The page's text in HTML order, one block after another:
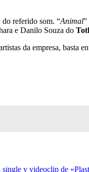
do referido som. “Animal”
e Danilo Souza do
da empresa, basta